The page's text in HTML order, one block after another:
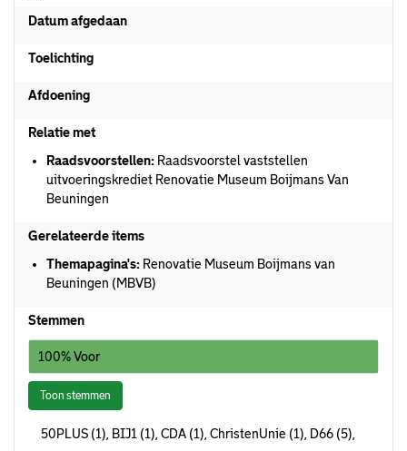
Datum afgedaan
Toelichting
Afdoening
Relatie met
Raadsvoorstellen: Raadsvoorstel vaststellen
uitvoeringskrediet Renovatie Museum Boijmans Van
Beuningen
Gerelateerde items
Themapagina's: Renovatie Museum Boijmans van
Beuningen (MBVB)
Stemmen
100% Voor
Toon stemmen
50PLUS (1), BIJ1 (1), CDA (1), ChristenUnie (1), D66 (5),